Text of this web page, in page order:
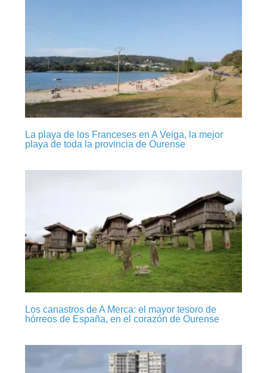
La playa de los Franceses en A Veiga, la mejor
playa de toda la provincia de Ourense
Los canastros de A Merca: el mayor tesoro de
hórreos de España, en el corazón de Ourense